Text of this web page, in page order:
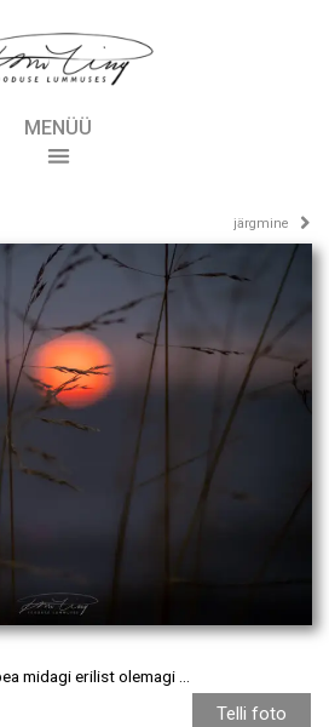
MENÜÜ
järgmine
midagi erilist olemagi …
Telli foto